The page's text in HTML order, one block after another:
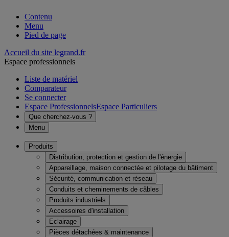
Contenu
Menu
Pied de page
Accueil du site legrand.fr
Espace professionnels
Liste de matériel
Comparateur
Se connecter
Espace ProfessionnelsEspace Particuliers
Que cherchez-vous ?
Menu
Produits
Distribution, protection et gestion de l'énergie
Appareillage, maison connectée et pilotage du bâtiment
Sécurité, communication et réseau
Conduits et cheminements de câbles
Produits industriels
Accessoires d'installation
Eclairage
Pièces détachées & maintenance